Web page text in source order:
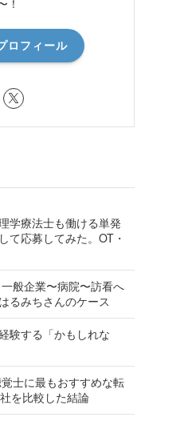
ロフィール
学療法士も働ける単発
て応募してみた。OT・
一般企業〜病院〜訪看へ
るみちさんのケース
験する「かもしれな
覚士に最もおすすめな転
を比較した結論